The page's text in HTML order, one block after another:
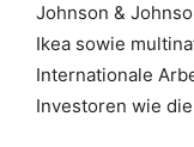
Johnson &
Ikea sowie
Internationale
Investoren wie